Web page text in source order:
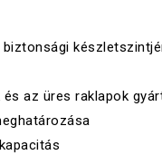
biztonsági
az üres raklapok